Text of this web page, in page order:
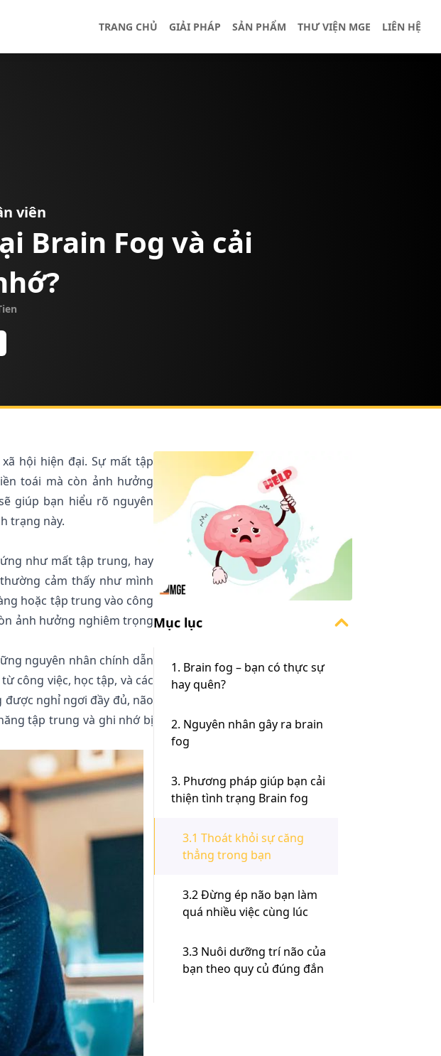
TRANG CHỦ GIẢI PHÁP SẢN PHẨM THƯ VIỆN MGE LIÊN HỆ
viên
Brain Fog và cải
hội hiện đại. Sự mất tập
toái mà còn ảnh hưởng
giúp bạn hiểu rõ nguyên
trạng này.
như mất tập trung, hay
cảm thấy như mình
hoặc tập trung vào công
ảnh hưởng nghiêm trọng
nguyên nhân chính dẫn
công việc, học tập, và các
được nghỉ ngơi đầy đủ, não
tập trung và ghi nhớ bị
Mục lục
1. Brain fog – bạn có thực sự
hay quên?
2. Nguyên nhân gây ra brain
fog
3. Phương pháp giúp bạn cải
thiện tình trạng Brain fog
3.1 Thoát khỏi sự căng
thẳng trong bạn
3.2 Đừng ép não bạn làm
quá nhiều việc cùng lúc
3.3 Nuôi dưỡng trí não của
bạn theo quy củ đúng đắn